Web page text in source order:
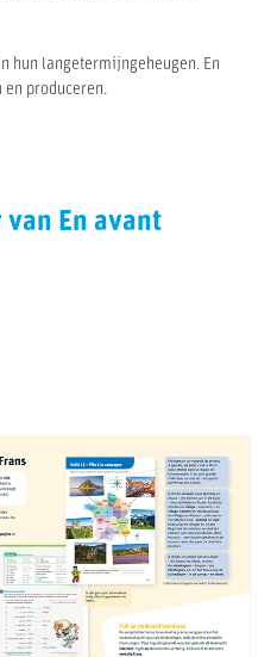
hun langetermijngeheugen. En
en produceren.
En avant